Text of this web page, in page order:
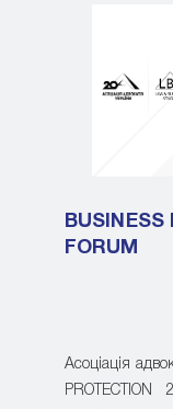
BUSINESS
FORUM
Асоціація